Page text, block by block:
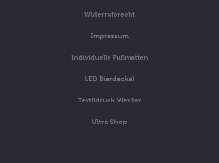
Widerrufsrecht
Impressum
Individuelle Fußmatten
LED Bierdeckel
Textildruck Werder
Ultra Shop